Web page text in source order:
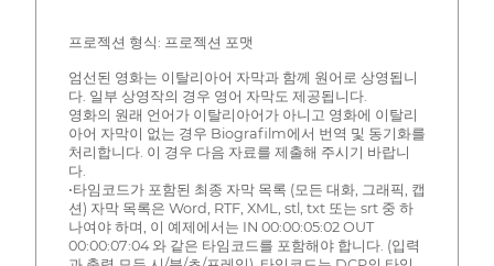
프로젝션 형식: 프로젝션 포맷
엄선된 영화는 이탈리아어 자막과 함께 원어로 상영됩니
다. 일부 상영작의 경우 영어 자막도 제공됩니다.
영화의 원래 언어가 이탈리아어가 아니고 영화에 이탈리
아어 자막이 없는 경우 Biografilm에서 번역 및 동기화를
처리합니다. 이 경우 다음 자료를 제출해 주시기 바랍니
다.
•타임코드가 포함된 최종 자막 목록 (모든 대화, 그래픽, 캡
션) 자막 목록은 Word, RTF, XML, stl, txt 또는 srt 중 하
나여야 하며, 이 예제에서는 IN 00:00:05:02 OUT
00:00:07:04 와 같은 타임코드를 포함해야 합니다. (입력